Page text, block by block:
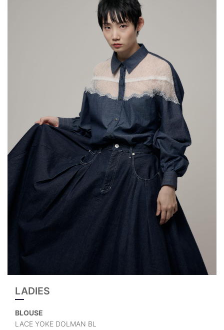
LADIES
BLOUSE
LACE YOKE DOLMAN BL